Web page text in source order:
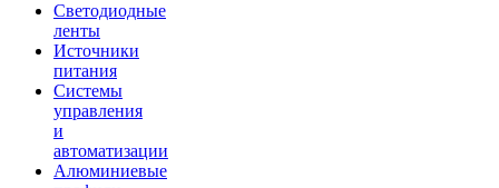
Светодиодные
ленты
Источники
питания
Системы
управления
и
автоматизации
Алюминиевые